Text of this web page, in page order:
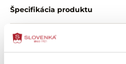
Vlastnosti:
dámske pyžamo
bavlnený hladký úplet
Špecifikácia produktu
O zložení výrobku